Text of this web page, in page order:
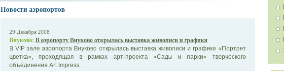
Новости аэропортов
29 Декабря 2008
Внуково: В аэропорту Внуково открылась выставка живописи и графики
В VIP зале аэропорта Внуково открылась выставка живописи и графики «Портрет
цветка», проходящая в рамках арт-проекта «Сады и парки» творческого
объединения Art Impress.